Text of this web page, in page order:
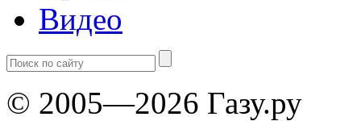
Видео
© 2005—2026 Газу.ру